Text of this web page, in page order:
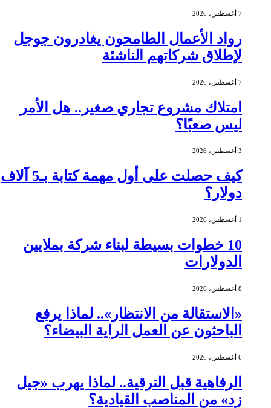
7 أغسطس، 2026
رواد الأعمال الطامحون يغادرون جوجل
لإطلاق شركاتهم الناشئة
7 أغسطس، 2026
امتلاك مشروع تجاري صغير.. هل الأمر
ليس صعبًا؟
3 أغسطس، 2026
كيف حصلت على أول مهمة كتابة بـ5 آلاف
دولار؟
1 أغسطس، 2026
10 خطوات بسيطة لبناء شركة بملايين
الدولارات
8 أغسطس، 2026
«الاستقالة من الانتظار».. لماذا يرفع
الباحثون عن العمل الراية البيضاء؟
6 أغسطس، 2026
الرفاهية قبل الترقية.. لماذا يهرب «جيل
زد» من المناصب القيادية؟